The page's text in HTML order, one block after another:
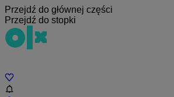
Przejdź do głównej części
Przejdź do stopki